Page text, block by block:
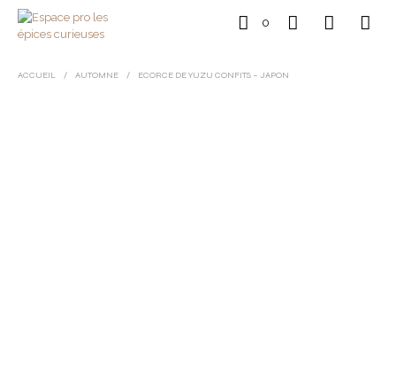
0
ACCUEIL / AUTOMNE / ECORCE DE YUZU CONFITS – JAPON